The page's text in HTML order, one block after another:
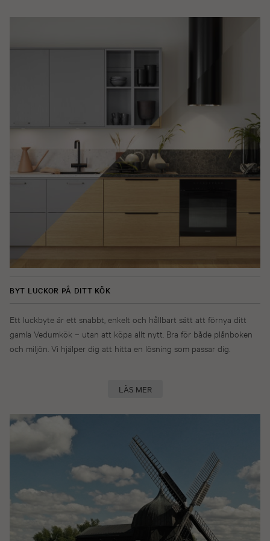
BYT LUCKOR PÅ DITT KÖK
Ett luckbyte är ett snabbt, enkelt och hållbart sätt att förnya ditt
gamla Vedumkök – utan att köpa allt nytt. Bra för både plånboken
och miljön. Vi hjälper dig att hitta en lösning som passar dig.
LÄS MER